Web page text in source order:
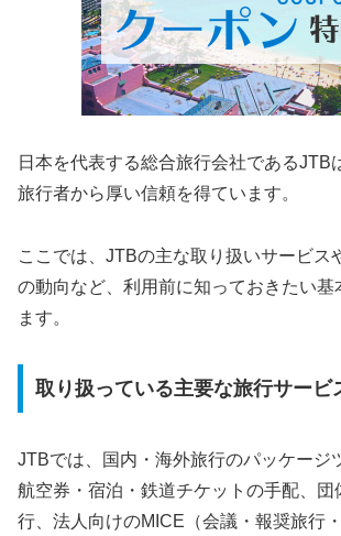
日本を代表する総合旅行会社であるJTB
旅行者から厚い信頼を得ています。
ここでは、JTBの主な取り扱いサービス
の動向など、利用前に知っておきたい基
ます。
取り扱っている主要な旅行サービ
JTBでは、国内・海外旅行のパッケージ
航空券・宿泊・鉄道チケットの手配、団
行、法人向けのMICE（会議・報奨旅行